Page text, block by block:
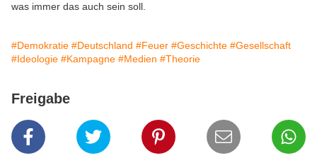
was immer das auch sein soll.
#Demokratie #Deutschland #Feuer #Geschichte #Gesellschaft
#Ideologie #Kampagne #Medien #Theorie
Freigabe